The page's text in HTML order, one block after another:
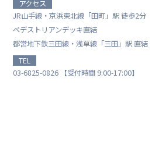
アクセス
JR山手線・京浜東北線「田町」駅 徒歩2分
ペデストリアンデッキ直結
都営地下鉄三田線・浅草線「三田」駅 直結
TEL
03-6825-0826 【受付時間 9:00-17:00】